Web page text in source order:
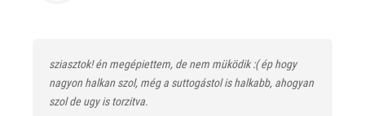
sziasztok! én megépiettem, de nem müködik :( ép hogy
nagyon halkan szol, még a suttogástol is halkabb, ahogyan
szol de ugy is torzitva.